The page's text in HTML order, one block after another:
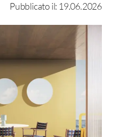
Pubblicato il: 19.06.2026